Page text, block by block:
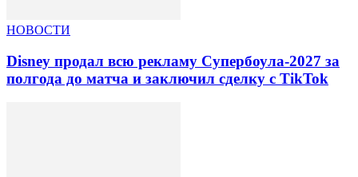
НОВОСТИ
Disney продал всю рекламу Супербоула-2027 за
полгода до матча и заключил сделку с TikTok